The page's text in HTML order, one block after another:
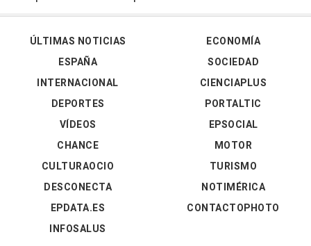
ÚLTIMAS NOTICIAS
ESPAÑA
INTERNACIONAL
DEPORTES
VÍDEOS
ECONOMÍA
SOCIEDAD
CIENCIAPLUS
PORTALTIC
EPSOCIAL
CHANCE
CULTURAOCIO
DESCONECTA
EPDATA.ES
INFOSALUS
MOTOR
TURISMO
NOTIMÉRICA
CONTACTOPHOTO